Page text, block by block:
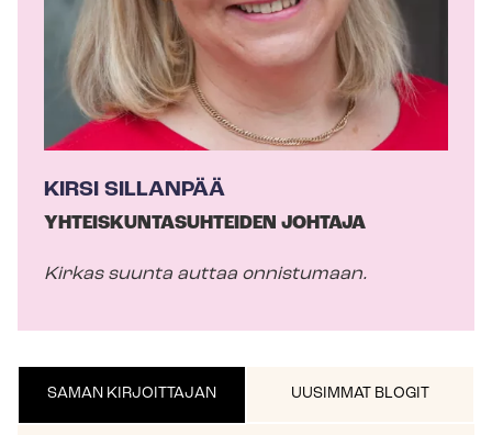
KIRSI SILLANPÄÄ
YH­TEIS­KUN­TA­SUH­TEI­DEN JOHTAJA
Kirkas suunta auttaa onnistumaan.
SAMAN KIRJOITTAJAN UUSIMMAT BLOGIT